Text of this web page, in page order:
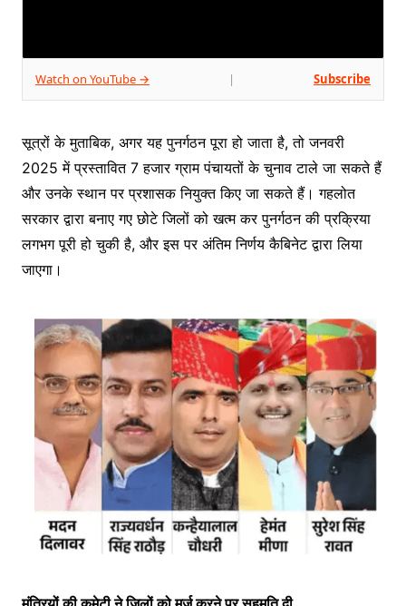
Watch on YouTube → | Subscribe
सूत्रों के मुताबिक, अगर यह पुनर्गठन पूरा हो जाता है, तो जनवरी
2025 में प्रस्तावित 7 हजार ग्राम पंचायतों के चुनाव टाले जा सकते हैं
और उनके स्थान पर प्रशासक नियुक्त किए जा सकते हैं। गहलोत
सरकार द्वारा बनाए गए छोटे जिलों को खत्म कर पुनर्गठन की प्रक्रिया
लगभग पूरी हो चुकी है, और इस पर अंतिम निर्णय कैबिनेट द्वारा लिया
जाएगा।